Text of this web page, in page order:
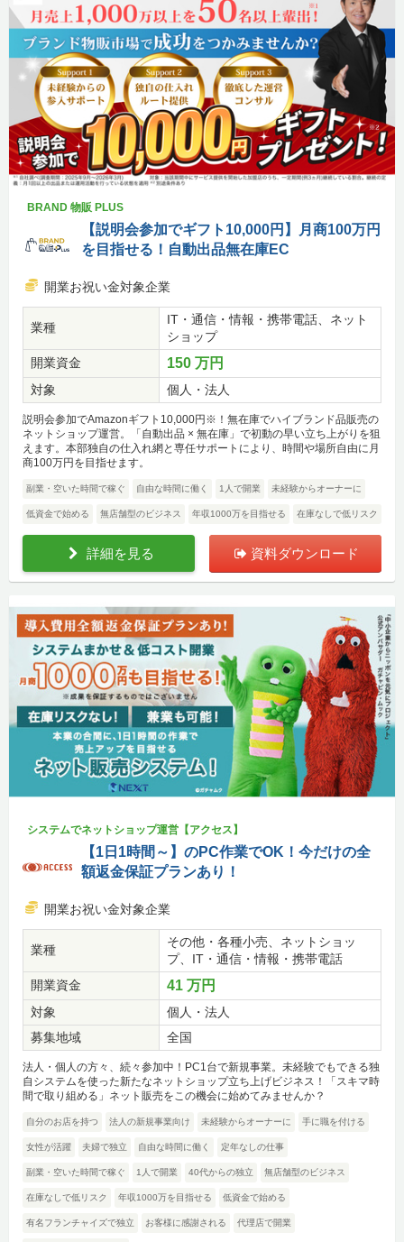
BRAND 物販 PLUS
【説明会参加でギフト10,000円】月商100万円
を目指せる！自動出品無在庫EC
開業お祝い金対象企業
業種
IT・通信・情報・携帯電話、ネット
ショップ
開業資金
150 万円
対象 個人・法人
説明会参加でAmazonギフト10,000円※！無在庫でハイブランド品販売の
ネットショップ運営。「自動出品 × 無在庫」で初動の早い立ち上がりを狙
えます。本部独自の仕入れ網と専任サポートにより、時間や場所自由に月
商100万円を目指せます。
副業・空いた時間で稼ぐ 自由な時間に働く 1人で開業 未経験からオーナーに
低資金で始める 無店舗型のビジネス 年収1000万を目指せる 在庫なしで低リスク
詳細を見る 資料ダウンロード
システムでネットショップ運営【アクセス】
【1日1時間～】のPC作業でOK！今だけの全
額返金保証プランあり！
開業お祝い金対象企業
業種
その他・各種小売、ネットショッ
プ、IT・通信・情報・携帯電話
開業資金
41 万円
対象
個人・法人
募集地域
全国
法人・個人の方々、続々参加中！PC1台で新規事業。未経験でもできる独
自システムを使った新たなネットショップ立ち上げビジネス！「スキマ時
間で取り組める」ネット販売をこの機会に始めてみませんか？
自分のお店を持つ 法人の新規事業向け 未経験からオーナーに 手に職を付ける
女性が活躍 夫婦で独立 自由な時間に働く 定年なしの仕事
副業・空いた時間で稼ぐ 1人で開業 40代からの独立 無店舗型のビジネス
在庫なしで低リスク 年収1000万を目指せる 低資金で始める
有名フランチャイズで独立 お客様に感謝される 代理店で開業